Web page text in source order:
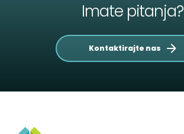
Imate pitanja?
Kontaktirajte nas